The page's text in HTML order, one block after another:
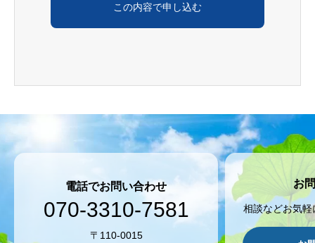
この内容で申し込む
電話でお問い合わせ
070-3310-7581
〒110-0015
お
相談などお気